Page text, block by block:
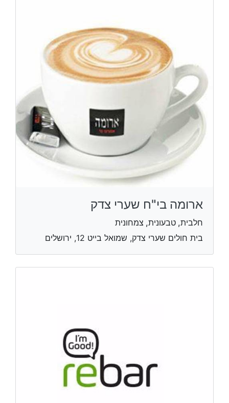
ארומה בי"ח שערי צדק
חלבית, טבעונית, צמחונית
בית חולים שערי צדק, שמואל בייט 12, ירושלים